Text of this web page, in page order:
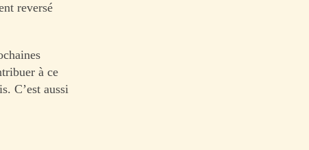
reversé
à ce
C’est aussi